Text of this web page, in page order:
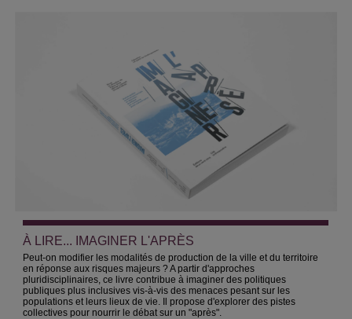
À LIRE... IMAGINER L'APRÈS
Peut-on modifier les modalités de production de la ville et du territoire
en réponse aux risques majeurs ? A partir d'approches
pluridisciplinaires, ce livre contribue à imaginer des politiques
publiques plus inclusives vis-à-vis des menaces pesant sur les
populations et leurs lieux de vie. Il propose d'explorer des pistes
collectives pour nourrir le débat sur un "après".